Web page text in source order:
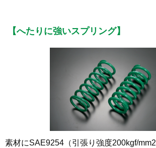
【へたりに強いスプリング】
素材にSAE9254（引張り強度200kgf/mm2